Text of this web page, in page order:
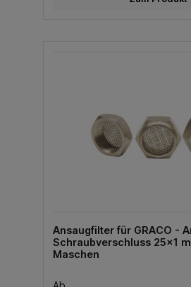
Ansaugfilter für GRACO -
Schraubverschluss 25x1
Maschen